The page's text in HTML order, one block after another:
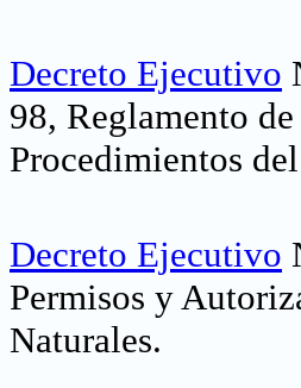
Decreto Ejecutivo
98, Reglamento
Procedimientos
Decreto Ejecutivo
Permisos y
Naturales.